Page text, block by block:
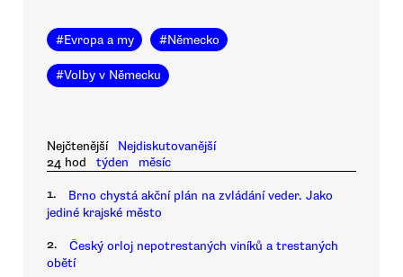
#Evropa a my #Německo
#Volby v Německu
Nejčtenější
Nejdiskutovanější
24 hod
týden měsíc
1.
Brno chystá akční plán na zvládání veder. Jako
jediné krajské město
2.
Český orloj nepotrestaných viníků a trestaných
obětí